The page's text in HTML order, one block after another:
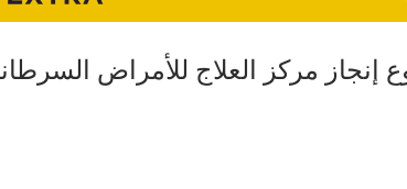
إنجاز مركز العلاج للأمراض